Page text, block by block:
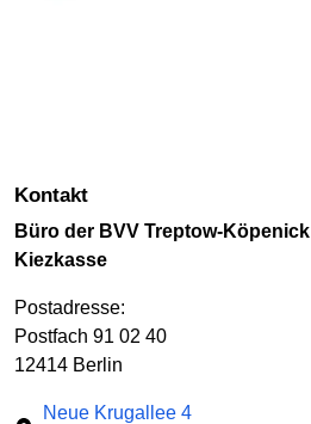
Kontakt
Büro der BVV Treptow-Köpenick
Kiezkasse
Postadresse:
Postfach 91 02 40
12414 Berlin
Neue Krugallee 4